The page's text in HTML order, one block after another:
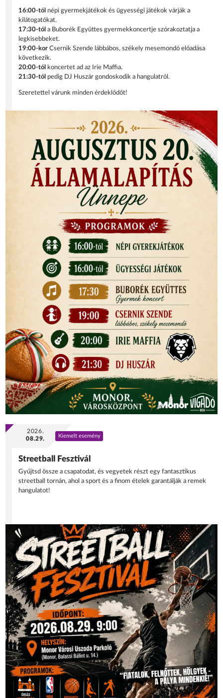
16:00-tól népi gyermekjátékok és ügyességi játékok várják a
kilátogatókat.
17:30-tól a Buborék Együttes gyermekkoncertje szórakoztatja a
legkisebbeket.
19:00-korCsernik Szende lábbábos, székely mesemondó előadása
következik.
20:00-tól
koncertet ad az Irie Maffia.
21:30-tól pedig DJ Huszár gondoskodik a hangulatról.
Szeretettel várunk minden érdeklődőt!
2026.
08.29.
Kiemelt esemény
Streetball Fesztivál
Gyűjtsd össze a csapatodat, és vegyetek részt egy fantasztikus
streetball tornán, ahol a sport és a finom ételek garantálják a remek
hangulatot!